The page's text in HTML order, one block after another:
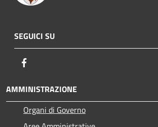
SEGUICI SU
AMMINISTRAZIONE
Organi di Governo